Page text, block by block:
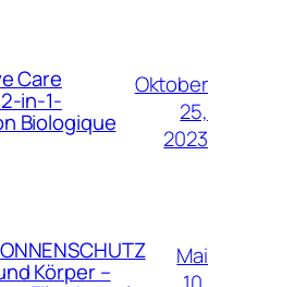
Care
in-1-
Biologique
Oktober
25,
2023
Körper –
Mai